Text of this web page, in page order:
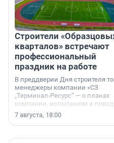
Строители
кварталов» встречают
профессиональный
праздник на работе
В преддверии Дня строителя
менеджеры компании «СЗ
„Терминал-Ресурс“ — о планах
компании, испытаниях и
осторожного оптимизма.
7 августа, 18:00